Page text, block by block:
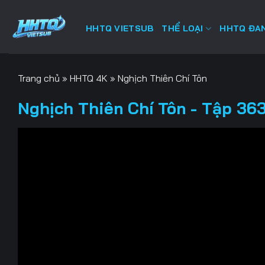
HHTQ VIETSUB THỂ LOẠI HHTQ
Trang chủ » HHTQ 4K » Nghịch Thiên Chí Tôn
Nghịch Thiên Chí Tôn - Tập